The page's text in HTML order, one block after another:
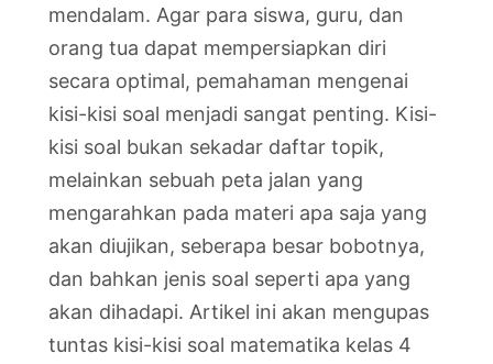
mendalam. Agar para siswa, guru, dan
orang tua dapat mempersiapkan diri
secara optimal, pemahaman mengenai
kisi-kisi soal menjadi sangat penting. Kisi-
kisi soal bukan sekadar daftar topik,
melainkan sebuah peta jalan yang
mengarahkan pada materi apa saja yang
akan diujikan, seberapa besar bobotnya,
dan bahkan jenis soal seperti apa yang
akan dihadapi. Artikel ini akan mengupas
tuntas kisi-kisi soal matematika kelas 4